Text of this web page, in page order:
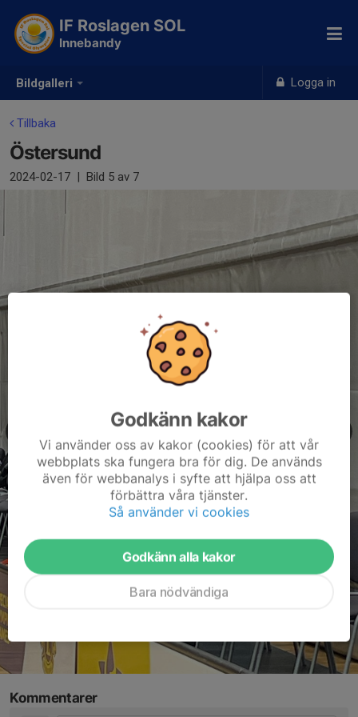
Bildgalleri Logga in
IF Roslagen SOL
Innebandy
Tillbaka
Östersund
2024-02-17 | Bild 5 av 7
Kommentarer
Godkänn kakor
Vi använder oss av kakor (cookies) för att vår
webbplats ska fungera bra för dig. De används
även för webbanalys i syfte att hjälpa oss att
förbättra våra tjänster.
Så använder vi cookies
Godkänn alla kakor
Bara nödvändiga